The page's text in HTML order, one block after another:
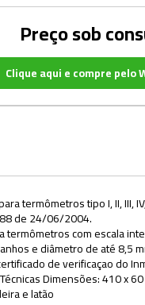
Preço sob
Clique aqui e compre pelo
termômetros tipo I, II, III,
de 24/06/2004.
termômetros com escala
e diâmetro de até 8,5
de verificaçao do
Dimensões: 410 x
e latão